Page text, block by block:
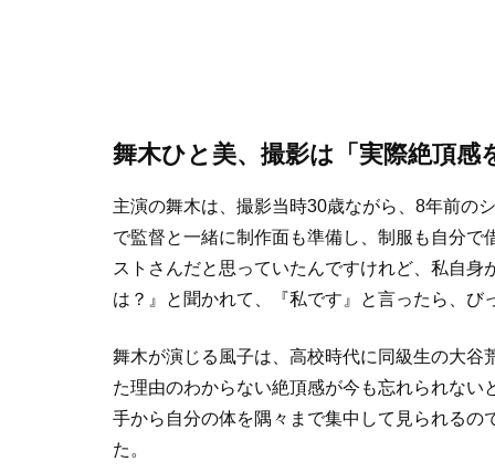
舞木ひと美、撮影は「実際絶頂感
主演の舞木は、撮影当時30歳ながら、8年前の
で監督と一緒に制作面も準備し、制服も自分
ストさんだと思っていたんですけれど、私自
は？』と聞かれて、『私です』と言ったら、
舞木が演じる風子は、高校時代に同級生の大
た理由のわからない絶頂感が今も忘れられな
手から自分の体を隅々まで集中して見られる
た。